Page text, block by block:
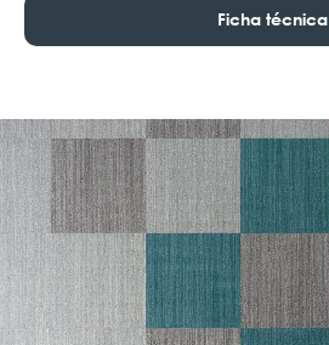
Ficha técnica